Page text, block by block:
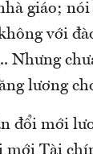
giáo;
với
Nhưng
lương
đổi mới